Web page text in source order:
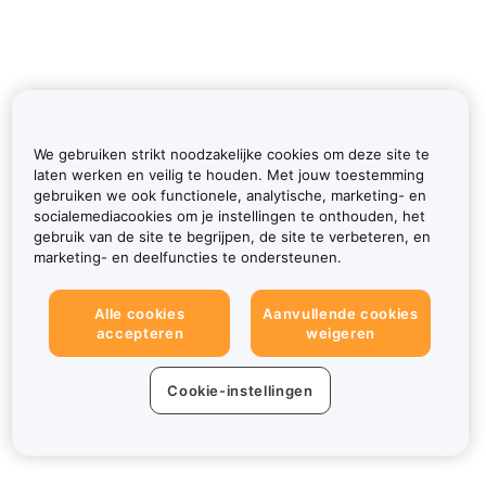
We gebruiken strikt noodzakelijke cookies om deze site te
laten werken en veilig te houden. Met jouw toestemming
gebruiken we ook functionele, analytische, marketing- en
socialemediacookies om je instellingen te onthouden, het
gebruik van de site te begrijpen, de site te verbeteren, en
marketing- en deelfuncties te ondersteunen.
Alle cookies
accepteren
Aanvullende cookies
weigeren
Cookie-instellingen